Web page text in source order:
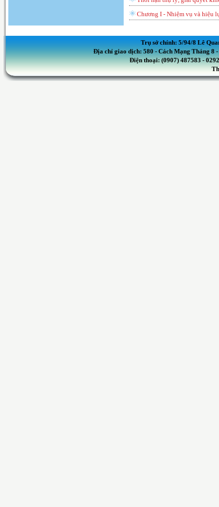
Chương I - Nhiệm vụ và hiệu
Trụ sở chính: 5/94/8 Lê
Địa chỉ giao dịch: 580 - Cách Mạng Tháng 8
Điện thoại: (0907) 487583 -